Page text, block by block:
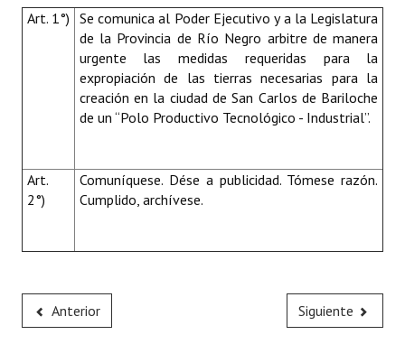
Art. 1°) Se comunica al Poder Ejecutivo y a la Legislatura
de la Provincia de Río Negro arbitre de manera
urgente las medidas requeridas para la
expropiación de las tierras necesarias para la
creación en la ciudad de San Carlos de Bariloche
de un “Polo Productivo Tecnológico - Industrial”.
Art.
2°)
Comuníquese. Dése a publicidad. Tómese razón.
Cumplido, archívese.
Anterior Siguiente